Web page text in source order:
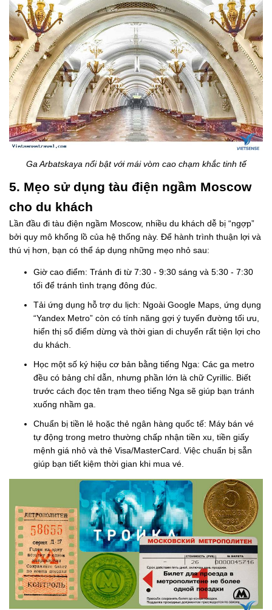
Ga Arbatskaya nổi bật với mái vòm cao chạm khắc tinh tế
5. Mẹo sử dụng tàu điện ngầm Moscow
cho du khách
Lần đầu đi tàu điện ngầm Moscow, nhiều du khách dễ bị “ngợp”
bởi quy mô khổng lồ của hệ thống này. Để hành trình thuận lợi và
thú vị hơn, bạn có thể áp dụng những mẹo nhỏ sau:
Giờ cao điểm: Tránh đi từ 7:30 - 9:30 sáng và 5:30 - 7:30
tối để tránh tình trạng đông đúc.
Tải ứng dụng hỗ trợ du lịch: Ngoài Google Maps, ứng dụng
“Yandex Metro” còn có tính năng gợi ý tuyến đường tối ưu,
hiển thị số điểm dừng và thời gian di chuyển rất tiện lợi cho
du khách.
Học một số ký hiệu cơ bản bằng tiếng Nga: Các ga metro
đều có bảng chỉ dẫn, nhưng phần lớn là chữ Cyrillic. Biết
trước cách đọc tên trạm theo tiếng Nga sẽ giúp bạn tránh
xuống nhầm ga.
Chuẩn bị tiền lẻ hoặc thẻ ngân hàng quốc tế: Máy bán vé
tự động trong metro thường chấp nhận tiền xu, tiền giấy
mệnh giá nhỏ và thẻ Visa/MasterCard. Việc chuẩn bị sẵn
giúp bạn tiết kiệm thời gian khi mua vé.